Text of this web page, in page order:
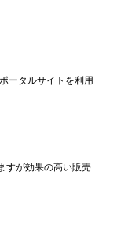
ータルサイトを利用
すが効果の高い販売